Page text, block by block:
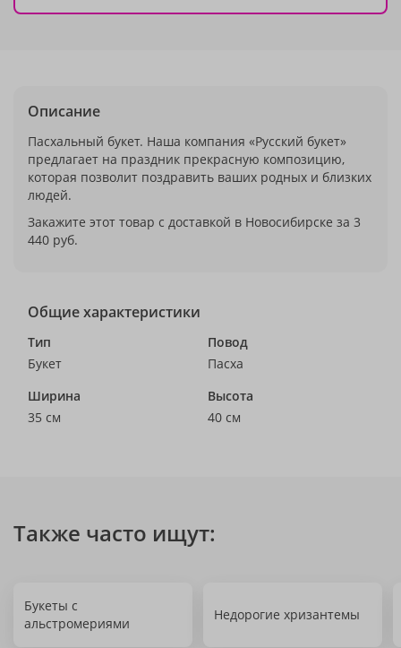
Описание
Пасхальный букет. Наша компания «Русский букет»
предлагает на праздник прекрасную композицию,
которая позволит поздравить ваших родных и близких
людей.
Закажите этот товар с доставкой в Новосибирске за 3
440 руб.
Общие характеристики
Тип
Букет
Повод
Пасха
Ширина
35 см
Высота
40 см
Также часто ищут:
Букеты с
альстромериями
Недорогие хризантемы